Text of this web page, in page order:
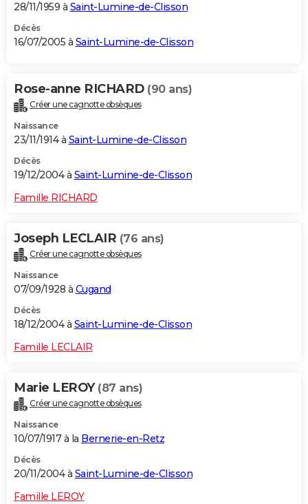
28/11/1959 à Saint-Lumine-de-Clisson
Décès
16/07/2005 à Saint-Lumine-de-Clisson
Rose-anne RICHARD (90 ans)
Créer une cagnotte obsèques
Naissance
23/11/1914 à Saint-Lumine-de-Clisson
Décès
19/12/2004 à Saint-Lumine-de-Clisson
Famille RICHARD
Joseph LECLAIR (76 ans)
Créer une cagnotte obsèques
Naissance
07/09/1928 à Cugand
Décès
18/12/2004 à Saint-Lumine-de-Clisson
Famille LECLAIR
Marie LEROY (87 ans)
Créer une cagnotte obsèques
Naissance
10/07/1917 à la Bernerie-en-Retz
Décès
20/11/2004 à Saint-Lumine-de-Clisson
Famille LEROY